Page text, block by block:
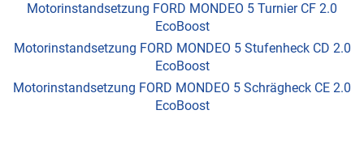
Motorinstandsetzung FORD MONDEO 5 Turnier CF 2.0
EcoBoost
Motorinstandsetzung FORD MONDEO 5 Stufenheck CD 2.0
EcoBoost
Motorinstandsetzung FORD MONDEO 5 Schrägheck CE 2.0
EcoBoost